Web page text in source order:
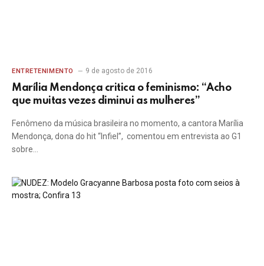
ENTRETENIMENTO 9 de agosto de 2016
Marília Mendonça critica o feminismo: “Acho
que muitas vezes diminui as mulheres”
Fenômeno da música brasileira no momento, a cantora Marília
Mendonça, dona do hit “Infiel”, comentou em entrevista ao G1
sobre…